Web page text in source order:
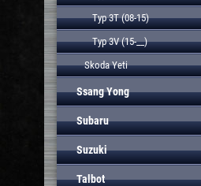
Typ 3T (08-15)
Typ 3V (15-__)
Skoda Yeti
Ssang Yong
Subaru
Suzuki
Talbot